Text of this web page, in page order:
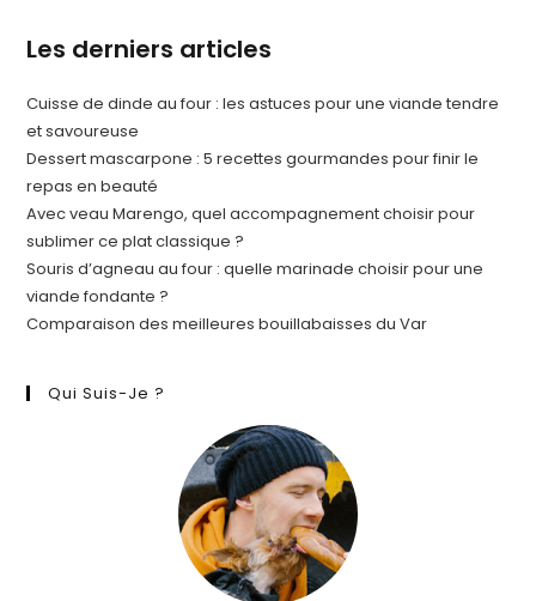
Les derniers articles
Cuisse de dinde au four : les astuces pour une viande tendre
et savoureuse
Dessert mascarpone : 5 recettes gourmandes pour finir le
repas en beauté
Avec veau Marengo, quel accompagnement choisir pour
sublimer ce plat classique ?
Souris d’agneau au four : quelle marinade choisir pour une
viande fondante ?
Comparaison des meilleures bouillabaisses du Var
Qui Suis-Je ?